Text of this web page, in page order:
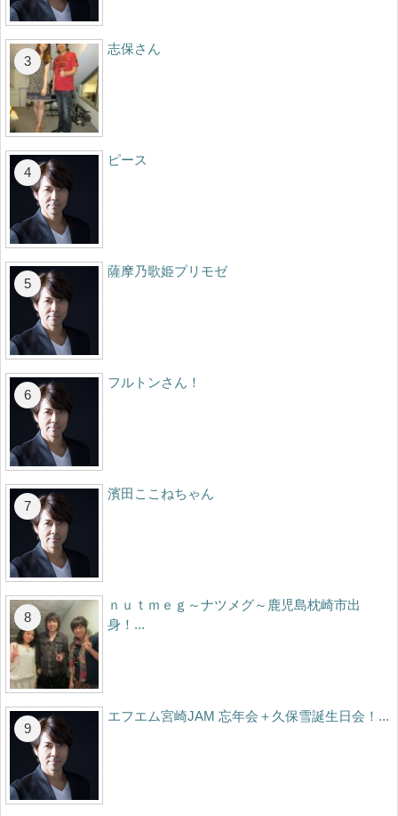
志保さん
ピース
薩摩乃歌姫プリモゼ
フルトンさん！
濱田ここねちゃん
ｎｕｔｍｅｇ～ナツメグ～鹿児島枕崎市出
身！...
エフエム宮崎JAM 忘年会＋久保雪誕生日会！...